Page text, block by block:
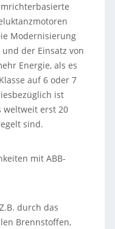
Modernisierung
der Einsatz von
Energie, als es
auf 6 oder 7
ist
weltweit erst 20
sind.
mit ABB-
durch das
Brennstoffen,